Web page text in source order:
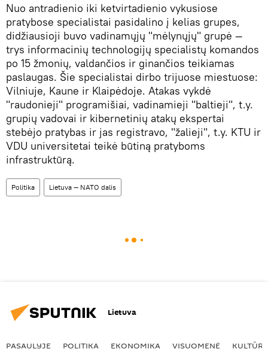
Nuo antradienio iki ketvirtadienio vykusiose
pratybose specialistai pasidalino į kelias grupes,
didžiausioji buvo vadinamųjų "mėlynųjų" grupė —
trys informacinių technologijų specialistų komandos
po 15 žmonių, valdančios ir ginančios teikiamas
paslaugas. Šie specialistai dirbo trijuose miestuose:
Vilniuje, Kaune ir Klaipėdoje. Atakas vykdė
"raudonieji" programišiai, vadinamieji "baltieji", t.y.
grupių vadovai ir kibernetinių atakų ekspertai
stebėjo pratybas ir jas registravo, "žalieji", t.y. KTU ir
VDU universitetai teikė būtiną pratyboms
infrastruktūrą.
Politika Lietuva — NATO dalis
Lietuva
PASAULYJE POLITIKA EKONOMIKA VISUOMENĖ KULTŪRA